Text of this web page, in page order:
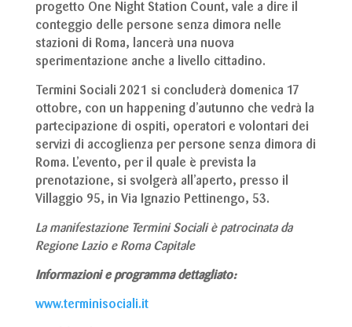
progetto One Night Station Count, vale a dire il
conteggio delle persone senza dimora nelle
stazioni di Roma, lancerà una nuova
sperimentazione anche a livello cittadino.
Termini Sociali 2021 si concluderà domenica 17
ottobre, con un happening d’autunno che vedrà la
partecipazione di ospiti, operatori e volontari dei
servizi di accoglienza per persone senza dimora di
Roma. L’evento, per il quale è prevista la
prenotazione, si svolgerà all’aperto, presso il
Villaggio 95, in Via Ignazio Pettinengo, 53.
La manifestazione Termini Sociali è patrocinata da
Regione Lazio e Roma Capitale
Informazioni e programma dettagliato:
www.terminisociali.it